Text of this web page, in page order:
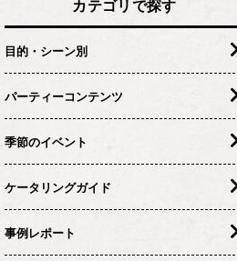
カテゴリで探す
目的・シーン別
パーティーコンテンツ
季節のイベント
ケータリングガイド
事例レポート